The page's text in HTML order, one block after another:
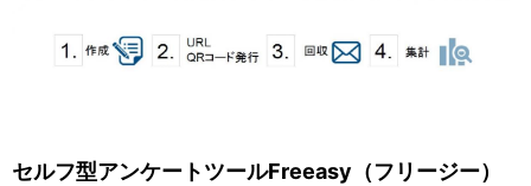
セルフ型アンケートツールFreeasy（フリージー）